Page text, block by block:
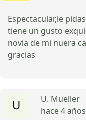
Espectacular,le
tiene un gusto
novia de mi nuera
gracias
U. Mueller
hace 4